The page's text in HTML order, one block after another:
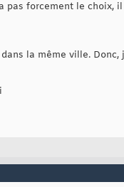
pas forcement le choix,
la même ville.